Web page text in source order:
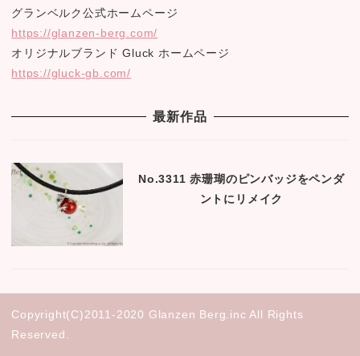
グランベルク公式ホームページ
https://glanzen-berg.com/
オリジナルブランド Gluck ホームページ
https://gluck-gb.com/
最新作品
No.3311 赤珊瑚のピンバッジをペンダ
ントにリメイク
Copyright(C)2011-2020 Glanzen Berg.inc All Rights
Reserved.